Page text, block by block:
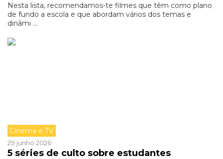
Nesta lista, recomendamos-te filmes que têm como plano
de fundo a escola e que abordam vários dos temas e
dinâmi ...
Cinema e TV
29 junho 2026
5 séries de culto sobre estudantes